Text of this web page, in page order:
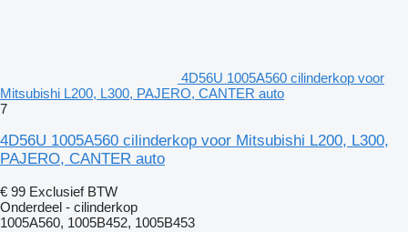
4D56U 1005A560 cilinderkop voor
Mitsubishi L200, L300, PAJERO, CANTER auto
7
4D56U 1005A560 cilinderkop voor Mitsubishi L200, L300,
PAJERO, CANTER auto
€ 99 Exclusief BTW
Onderdeel - cilinderkop
1005A560, 1005B452, 1005B453